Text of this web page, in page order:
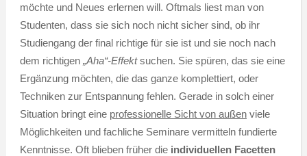
möchte und Neues erlernen will. Oftmals liest man von
Studenten, dass sie sich noch nicht sicher sind, ob ihr
Studiengang der final richtige für sie ist und sie noch nach
dem richtigen „Aha“-Effektsuchen. Sie spüren, das sie eine
Ergänzung möchten, die das ganze komplettiert, oder
Techniken zur Entspannung fehlen. Gerade in solch einer
Situation bringt eine professionelle Sicht von außenviele
Möglichkeiten und fachliche Seminare vermitteln fundierte
Kenntnisse. Oft blieben früher die individuellen Facetten